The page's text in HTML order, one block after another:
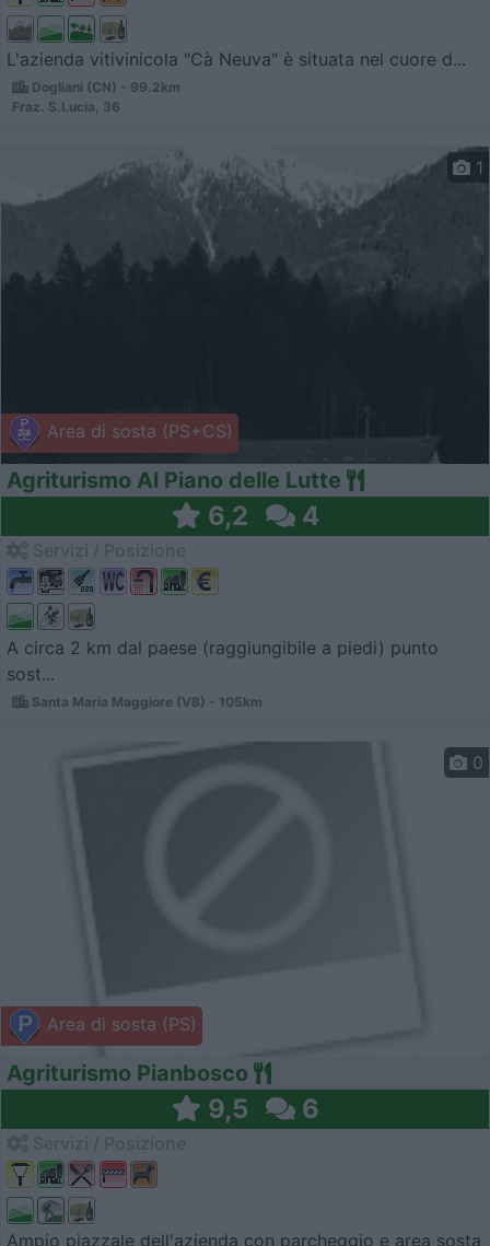
L'azienda vitivinicola "Cà Neuva" è situata nel cuore d...
Dogliani (CN) - 99.2km
Fraz. S.Lucia, 36
Area di sosta (PS+CS)
1
Agriturismo Al Piano delle Lutte
6,2 4
A circa 2 km dal paese (raggiungibile a piedi) punto
sost...
Santa Maria Maggiore (VB) - 105km
Area di sosta (PS)
0
Agriturismo Pianbosco
9,5 6
Ampio piazzale dell'azienda con parcheggio e area sosta